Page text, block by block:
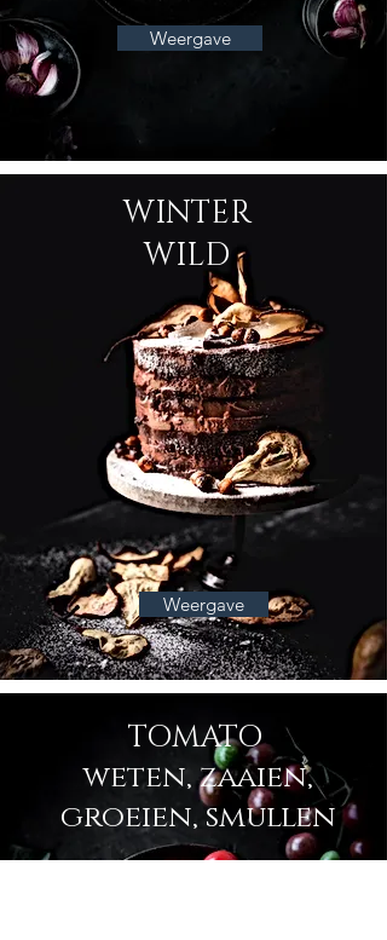
Weergave
WINTER
WILD
Weergave
TOMATO
weten, zaaien,
groeien, smullen